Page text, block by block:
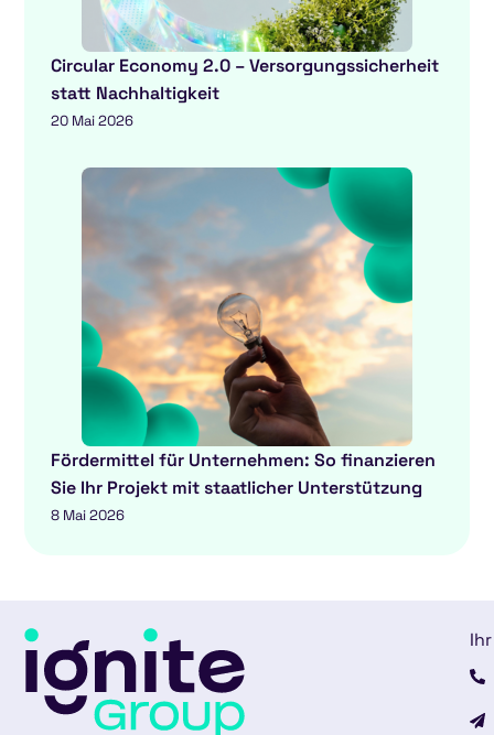
Circular Economy 2.0 – Versorgungssicherheit
statt Nachhaltigkeit
20 Mai 2026
Fördermittel für Unternehmen: So finanzieren
Sie Ihr Projekt mit staatlicher Unterstützung
8 Mai 2026